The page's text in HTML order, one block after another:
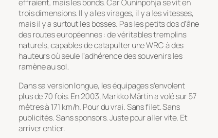
effraient, mais les bonds. Car Ouninpohja se vit en
trois dimensions. Il y a les virages, il y a les vitesses,
mais il y a surtout les bosses. Pas les petits dos d’âne
des routes européennes : de véritables tremplins
naturels, capables de catapulter une WRC à des
hauteurs où seule l’adhérence des souvenirs les
ramène au sol.
Dans sa version longue, les équipages s’envolent
plus de 70 fois. En 2003, Markko Märtin a volé sur 57
mètres à 171 km/h. Pour du vrai. Sans filet. Sans
publicités. Sans sponsors. Juste pour aller vite. Et
arriver entier.